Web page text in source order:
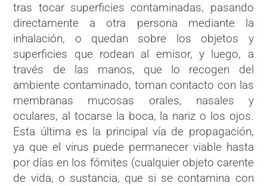
tras tocar superficies contaminadas, pasando
directamente a otra persona mediante la
inhalación, o quedan sobre los objetos y
superficies que rodean al emisor, y luego, a
través de las manos, que lo recogen del
ambiente contaminado, toman contacto con las
membranas mucosas orales, nasales y
oculares, al tocarse la boca, la nariz o los ojos.​
Esta última es la principal vía de propagación,
ya que el virus puede permanecer viable hasta
por días en los fómites (cualquier objeto carente
de vida, o sustancia, que si se contamina con